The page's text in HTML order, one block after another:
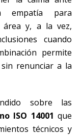
empatía para
área y, a la vez,
cuando
permite
renunciar a la
sobre las
ISO 14001 que
técnicos y